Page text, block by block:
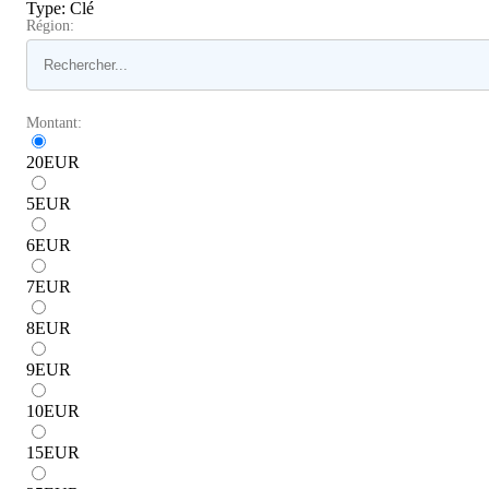
Type: Clé
Région:
Montant:
20EUR
5EUR
6EUR
7EUR
8EUR
9EUR
10EUR
15EUR